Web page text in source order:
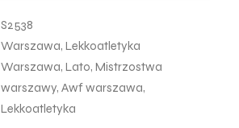
S2538
Warszawa, Lekkoatletyka
Warszawa, Lato, Mistrzostwa
warszawy, Awf warszawa,
Lekkoatletyka